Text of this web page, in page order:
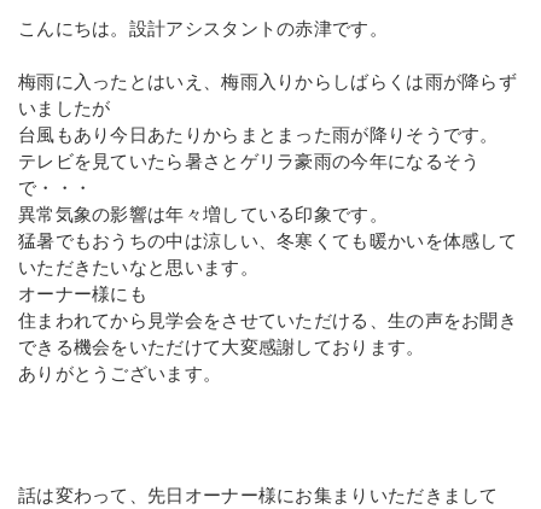
こんにちは。設計アシスタントの赤津です。
梅雨に入ったとはいえ、梅雨入りからしばらくは雨が降らず
いましたが
台風もあり今日あたりからまとまった雨が降りそうです。
テレビを見ていたら暑さとゲリラ豪雨の今年になるそう
で・・・
異常気象の影響は年々増している印象です。
猛暑でもおうちの中は涼しい、冬寒くても暖かいを体感して
いただきたいなと思います。
オーナー様にも
住まわれてから見学会をさせていただける、生の声をお聞き
できる機会をいただけて大変感謝しております。
ありがとうございます。
話は変わって、先日オーナー様にお集まりいただきまして